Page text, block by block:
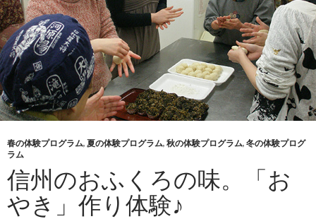
春の体験プログラム, 夏の体験プログラム, 秋の体験プログラム, 冬の体験プログ
ラム
信州のおふくろの味。「お
やき」作り体験♪